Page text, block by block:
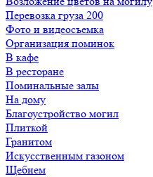
Перевозка груза 200
Фото и видеосъемка
Организация поминок
В кафе
В ресторане
Поминальные залы
На дому
Благоустройство могил
Плиткой
Гранитом
Искусственным газоном
Щебнем